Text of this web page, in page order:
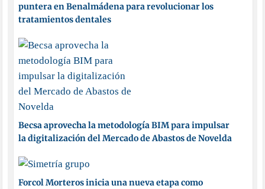
puntera en Benalmádena para revolucionar los
tratamientos dentales
Becsa aprovecha la metodología BIM para impulsar
la digitalización del Mercado de Abastos de Novelda
Forcol Morteros inicia una nueva etapa como